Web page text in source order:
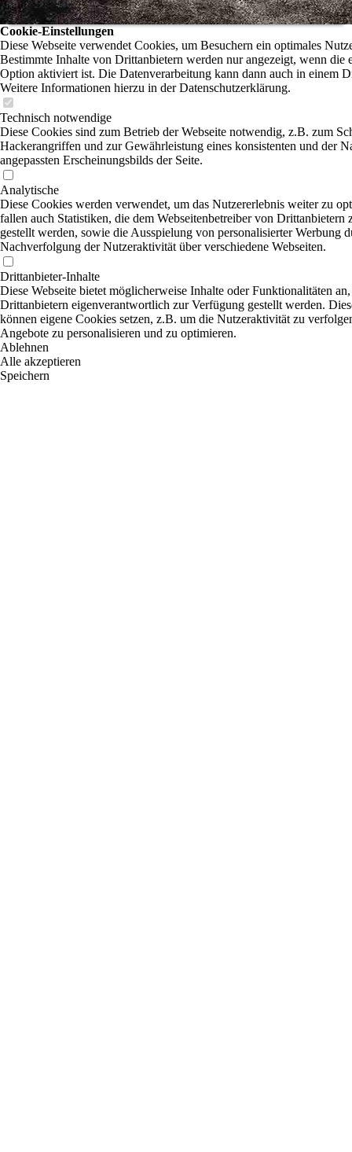
Cookie-Einstellungen
Diese Webseite verwendet Cookies, um Besuchern ein optimales
Bestimmte Inhalte von Drittanbietern werden nur angezeigt, wenn die
Option aktiviert ist. Die Datenverarbeitung kann dann auch in einem
Weitere Informationen hierzu in der Datenschutzerklärung.
Technisch notwendige
Diese Cookies sind zum Betrieb der Webseite notwendig, z.B. zum
Hackerangriffen und zur Gewährleistung eines konsistenten und der
angepassten Erscheinungsbilds der Seite.
Analytische
Diese Cookies werden verwendet, um das Nutzererlebnis weiter zu
fallen auch Statistiken, die dem Webseitenbetreiber von Drittanbietern
gestellt werden, sowie die Ausspielung von personalisierter Werbung
Nachverfolgung der Nutzeraktivität über verschiedene Webseiten.
Drittanbieter-Inhalte
Diese Webseite bietet möglicherweise Inhalte oder Funktionalitäten
Drittanbietern eigenverantwortlich zur Verfügung gestellt werden.
können eigene Cookies setzen, z.B. um die Nutzeraktivität zu
Angebote zu personalisieren und zu optimieren.
Ablehnen
Alle akzeptieren
Speichern